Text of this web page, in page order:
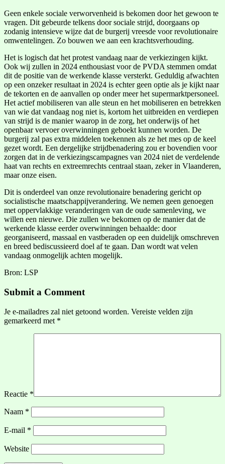
Geen enkele sociale verworvenheid is bekomen door het gewoon te
vragen. Dit gebeurde telkens door sociale strijd, doorgaans op
zodanig intensieve wijze dat de burgerij vreesde voor revolutionaire
omwentelingen. Zo bouwen we aan een krachtsverhouding.
Het is logisch dat het protest vandaag naar de verkiezingen kijkt.
Ook wij zullen in 2024 enthousiast voor de PVDA stemmen omdat
dit de positie van de werkende klasse versterkt. Geduldig afwachten
op een onzeker resultaat in 2024 is echter geen optie als je kijkt naar
de tekorten en de aanvallen op onder meer het supermarktpersoneel.
Het actief mobiliseren van alle steun en het mobiliseren en betrekken
van wie dat vandaag nog niet is, kortom het uitbreiden en verdiepen
van strijd is de manier waarop in de zorg, het onderwijs of het
openbaar vervoer overwinningen geboekt kunnen worden. De
burgerij zal pas extra middelen toekennen als ze het mes op de keel
gezet wordt. Een dergelijke strijdbenadering zou er bovendien voor
zorgen dat in de verkiezingscampagnes van 2024 niet de verdelende
haat van rechts en extreemrechts centraal staan, zeker in Vlaanderen,
maar onze eisen.
Dit is onderdeel van onze revolutionaire benadering gericht op
socialistische maatschappijverandering. We nemen geen genoegen
met oppervlakkige veranderingen van de oude samenleving, we
willen een nieuwe. Die zullen we bekomen op de manier dat de
werkende klasse eerder overwinningen behaalde: door
georganiseerd, massaal en vastberaden op een duidelijk omschreven
en breed bediscussieerd doel af te gaan. Dan wordt wat velen
vandaag onmogelijk achten mogelijk.
Bron: LSP
Submit a Comment
Je e-mailadres zal niet getoond worden. Vereiste velden zijn
gemarkeerd met *
Reactie *
Naam *
E-mail *
Website